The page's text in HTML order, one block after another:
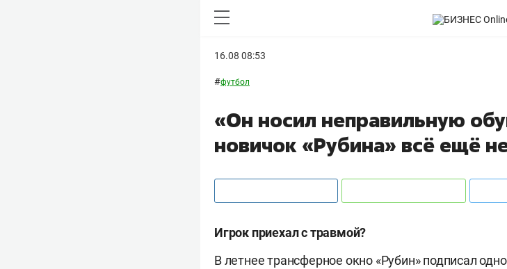
16.08 08:53
#футбол
«Он носил неправильную
новичок «Рубина» всё ещё
Игрок приехал с травмой?
В летнее трансферное окно «Рубин» подписал